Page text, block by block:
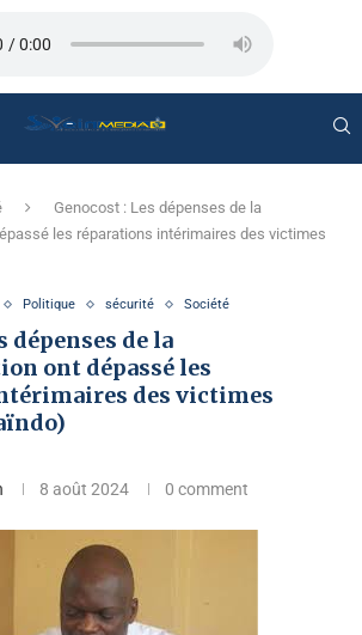
Genocost : Les dépenses de la
les réparations intérimaires des victimes
Politique sécurité Société
dépenses de la
ont dépassé les
des victimes
8 août 2024 0 comment